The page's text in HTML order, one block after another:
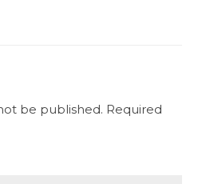
be published. Required